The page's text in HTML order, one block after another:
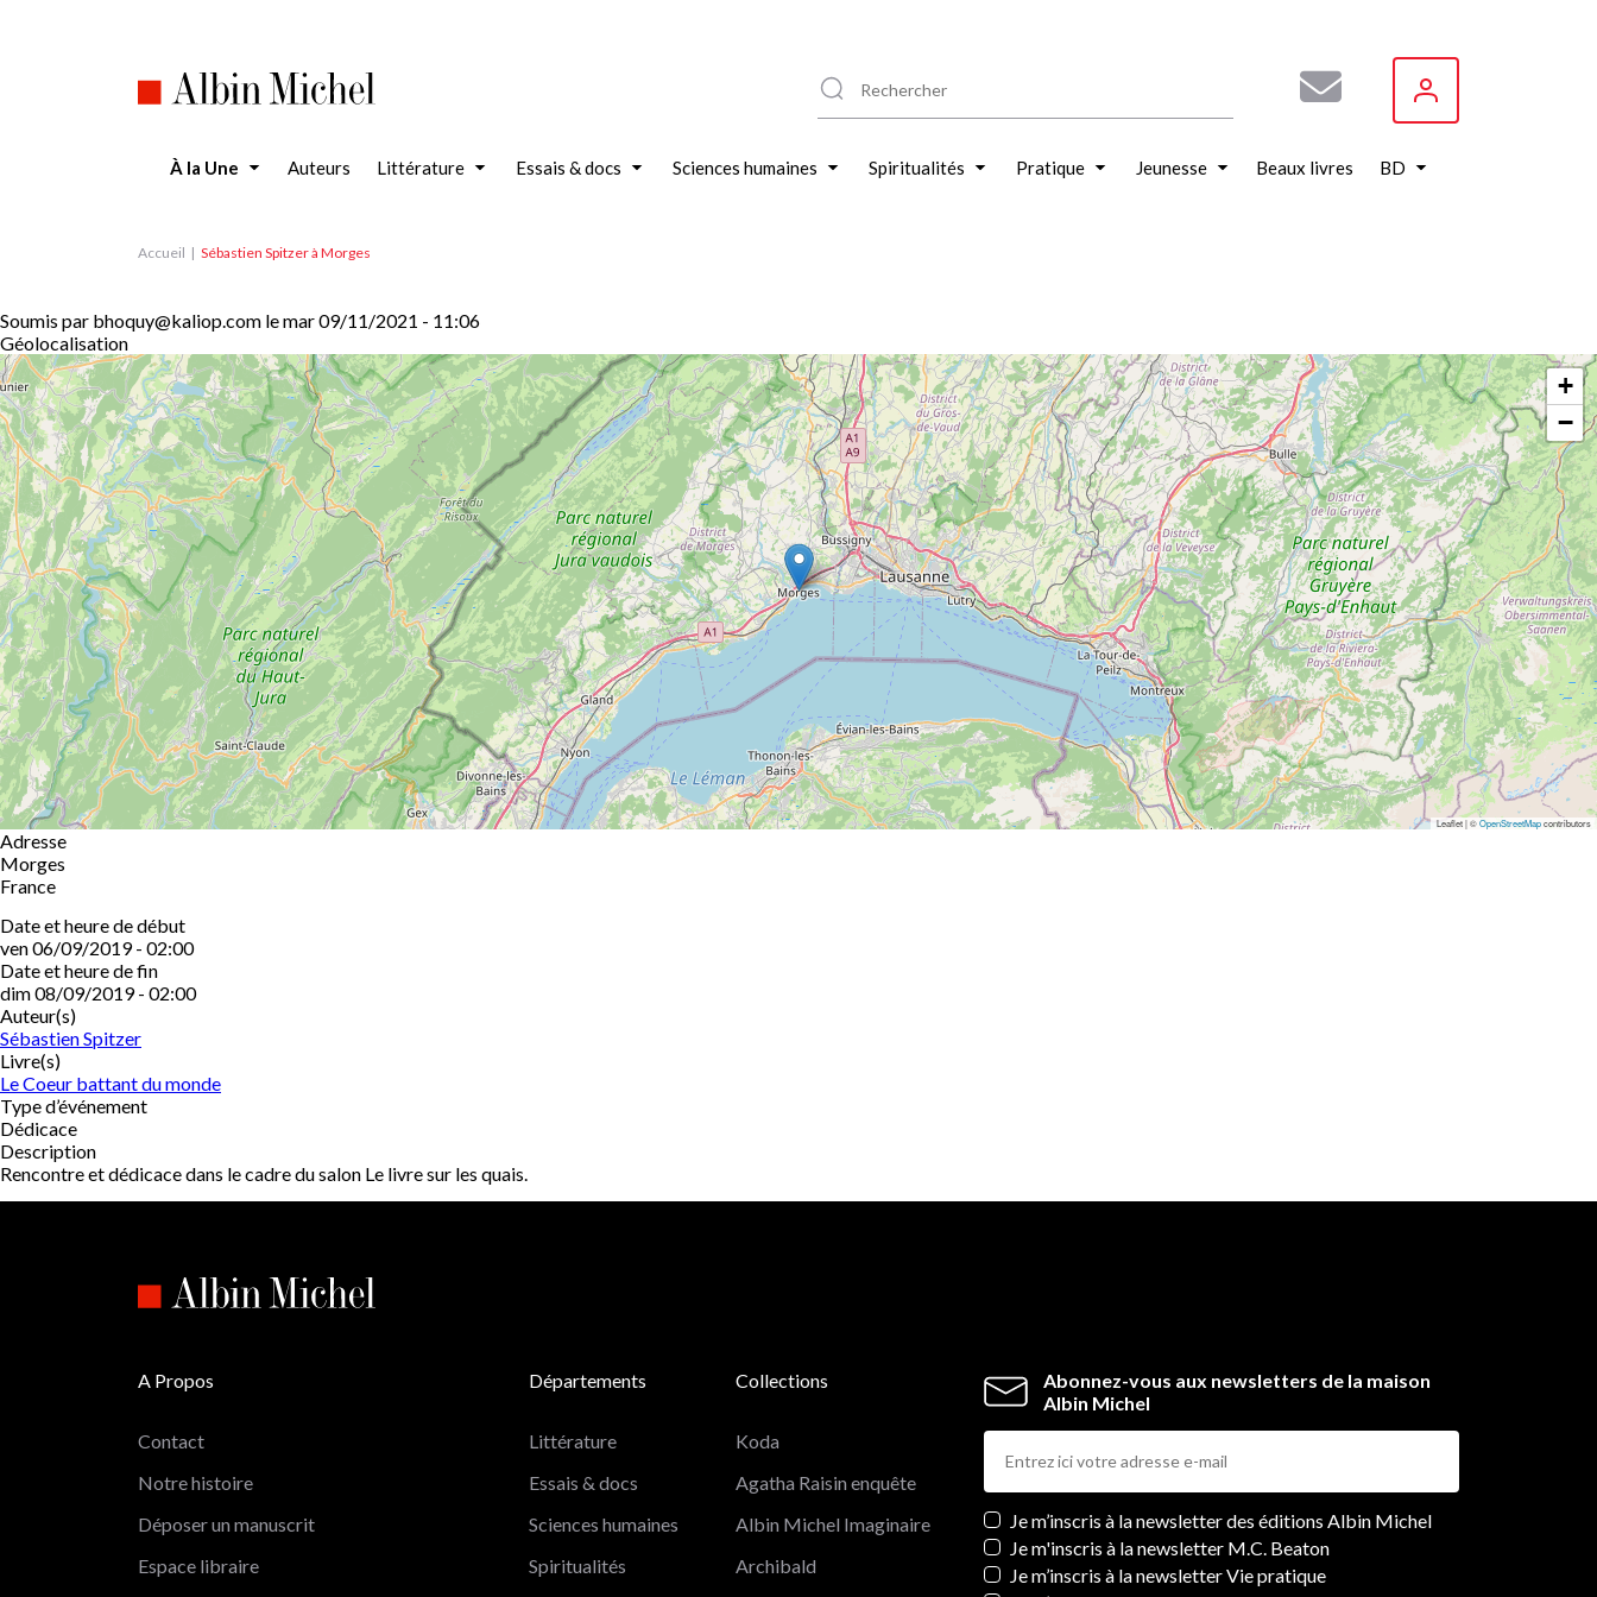
À la Une Auteurs Littérature Essais & docs Sciences humaines Spiritualités Pratique Jeunesse Beaux livres BD
Accueil Sébastien Spitzer à Morges
Soumis par bhoquy@kaliop.com lemar 09/11/2021 - 11:06
Géolocalisation
+
−
Leaflet | ©OpenStreetMapcontributors
Adresse
Morges
France
Date et heure de début
ven 06/09/2019 - 02:00
Date et heure de fin
dim 08/09/2019 - 02:00
Auteur(s)
Sébastien Spitzer
Livre(s)
Le Coeur battant du monde
Type d’événement
Dédicace
Description
Rencontre et dédicace dans le cadre du salon Le livre sur les quais.
Abonnez-vous aux newsletters de la maison
Albin Michel
Newsletters
Je m’inscris à la newsletter des éditions Albin Michel
Je m'inscris à la newsletter M.C. Beaton
Je m’inscris à la newsletter Vie pratique
A Propos
Contact
Notre histoire
Déposer un manuscrit
Espace libraire
Départements
Littérature
Essais & docs
Sciences humaines
Spiritualités
Collections
Koda
Agatha Raisin enquête
Albin Michel Imaginaire
Archibald